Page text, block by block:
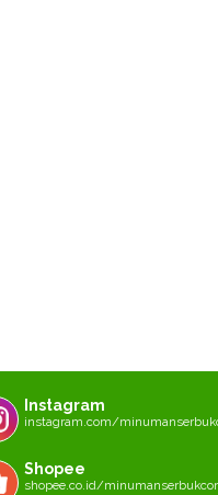
Instagram
instagram.com/
Shopee
shopee.co.id/